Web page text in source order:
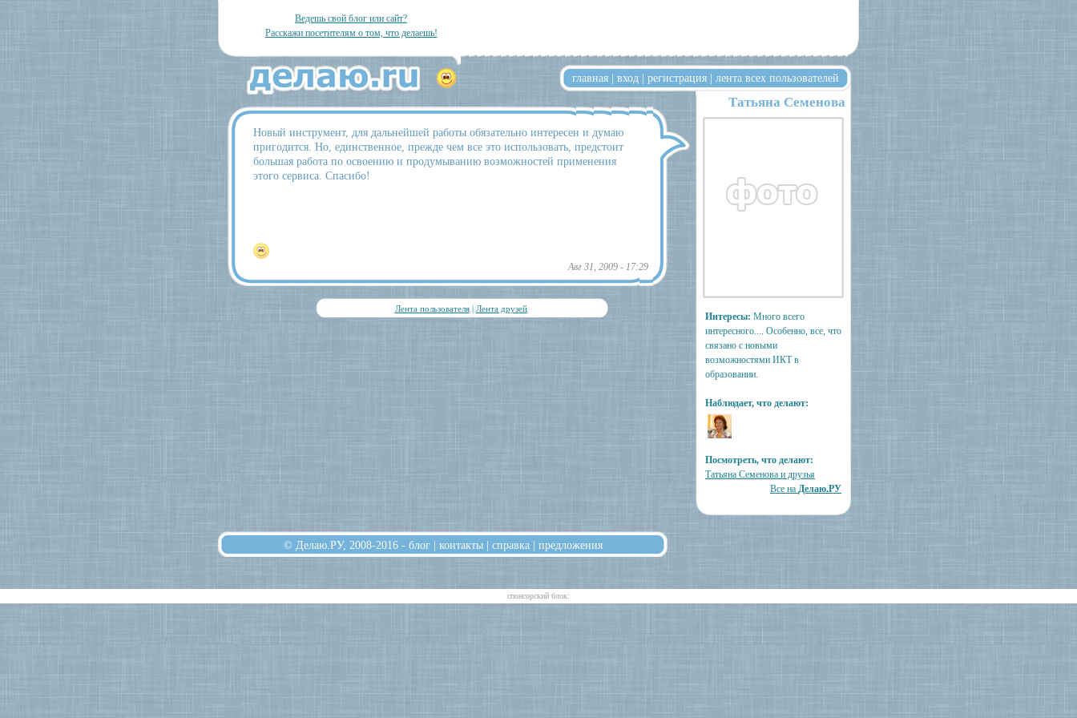
Ведешь свой блог или сайт?
Расскажи посетителям о том, что делаешь!
главная | вход | регистрация | лента всех пользователей
Новый инструмент, для дальнейшей работы обязательно интересен и думаю
пригодится. Но, единственное, прежде чем все это использовать, предстоит
большая работа по освоению и продумыванию возможностей применения
этого сервиса. Спасибо!
Авг 31, 2009 - 17:29
Лента пользователя| Лента друзей
Татьяна Семенова
Интересы: Много всего
интересного.... Особенно, все, что
связано с новыми
возможностями ИКТ в
образовании.
Наблюдает, что делают:
Посмотреть, что делают:
Татьяна Семенова и друзья
Все на Делаю.РУ
© Делаю.РУ, 2008-2016 - блог | контакты | справка | предложения
cпонсорский блок: